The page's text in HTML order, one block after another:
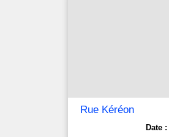
Rue Kéréon
Date :